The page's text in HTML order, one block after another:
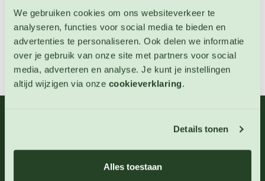
We gebruiken cookies om ons websiteverkeer te
analyseren, functies voor social media te bieden en
advertenties te personaliseren. Ook delen we informatie
over je gebruik van onze site met partners voor social
media, adverteren en analyse. Je kunt je instellingen
altijd wijzigen via onze cookieverklaring.
Details tonen
Alles toestaan
(ma - vr 10-17 uur)
info@123zaden.nl